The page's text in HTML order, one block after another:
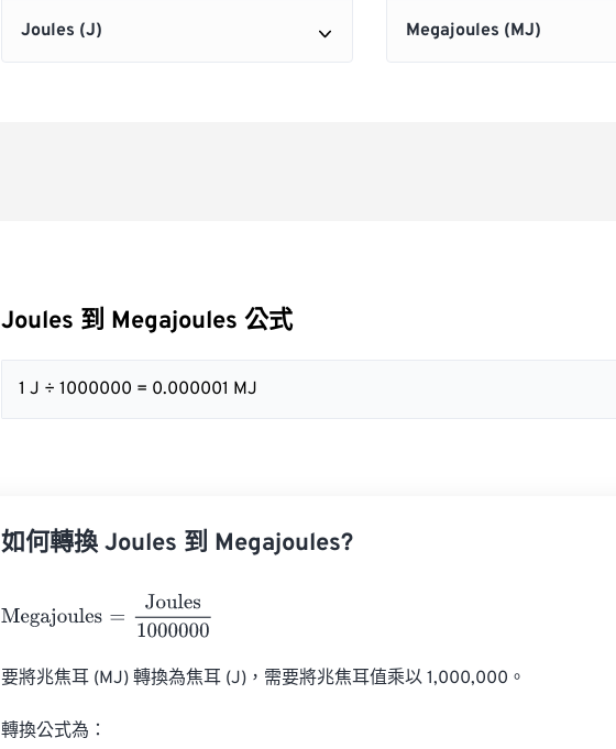
Joules 到 Megajoules 公式
1 J ÷ 1000000 = 0.000001 MJ
如何轉換 Joules 到 Megajoules?
Megajoules Joules1000000
要將兆焦耳 (MJ) 轉換為焦耳 (J)，需要將兆焦耳值乘以 1,000,000。
轉換公式為：